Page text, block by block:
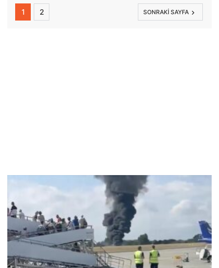
1 2 SONRAKI SAYFA